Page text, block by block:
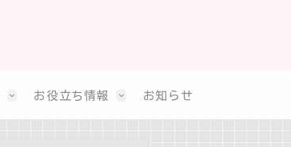
お役立ち情報 お知らせ